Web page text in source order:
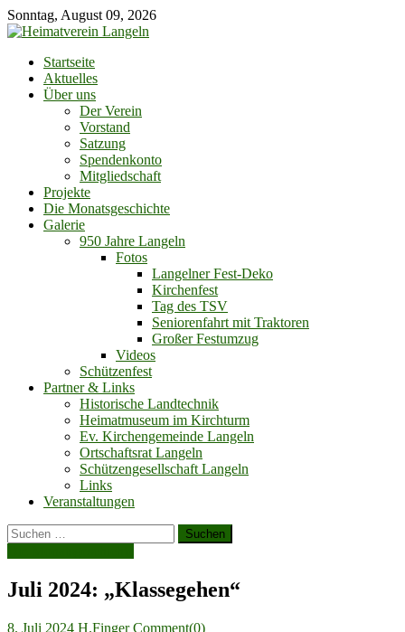
Skip
to
Sonntag, August 09, 2026
Startseite
Aktuelles
Über uns
Der Verein
Vorstand
Satzung
Spendenkonto
Mitgliedschaft
Projekte
Die Monatsgeschichte
Galerie
950 Jahre Langeln
Fotos
Langelner Fest-Deko
Kirchenfest
Tag des TSV
Seniorenfahrt mit Traktoren
Großer Festumzug
Videos
Schützenfest
Partner & Links
Historische Landtechnik
Heimatmuseum im Kirchturm
Ev. Kirchengemeinde Langeln
Ortschaftsrat Langeln
Schützengesellschaft Langeln
Links
Veranstaltungen
Suchen
nach:
Juli 2024: „Klassegehen“
Posted
8. Juli 2024 Author
H.Finger Comment(0)